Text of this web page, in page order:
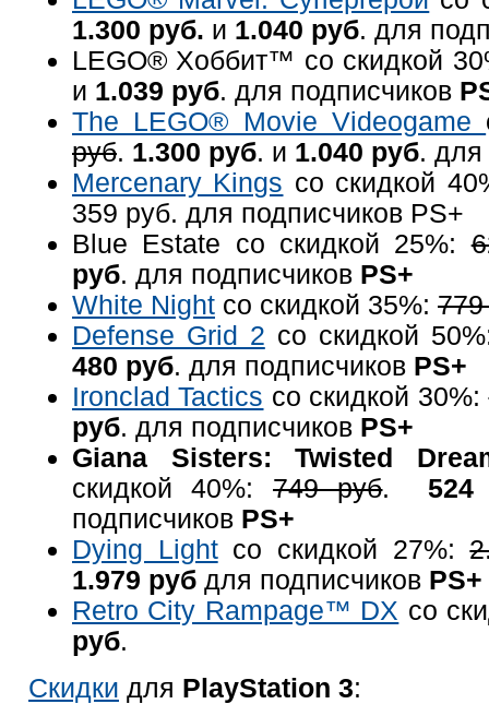
1.300 руб. и 1.040 руб. для
LEGO® Хоббит™ со скидкой
и 1.039 руб. для подписчиков
The LEGO® Movie Videogame
руб. 1.300 руб. и 1.040 руб.
Mercenary Kings со скидкой
359 руб. для подписчиков PS+
Blue Estate со скидкой 25%:
руб. для подписчиков PS+
White Night со скидкой 35%:
Defense Grid 2 со скидкой
480 руб. для подписчиков PS+
Ironclad Tactics со скидкой 30%:
руб. для подписчиков PS+
Giana Sisters: Twisted
скидкой 40%: 749 руб.524
подписчиков PS+
Dying Lightсо скидкой 27%:
1.979 руб для подписчиков PS+
Retro City Rampage™ DX со
руб.
Скидки для PlayStation 3: